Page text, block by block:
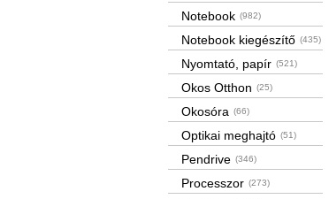
Notebook (982)
Notebook kiegészítő (435)
Nyomtató, papír (521)
Okos Otthon (25)
Okosóra (66)
Optikai meghajtó (51)
Pendrive (346)
Processzor (273)